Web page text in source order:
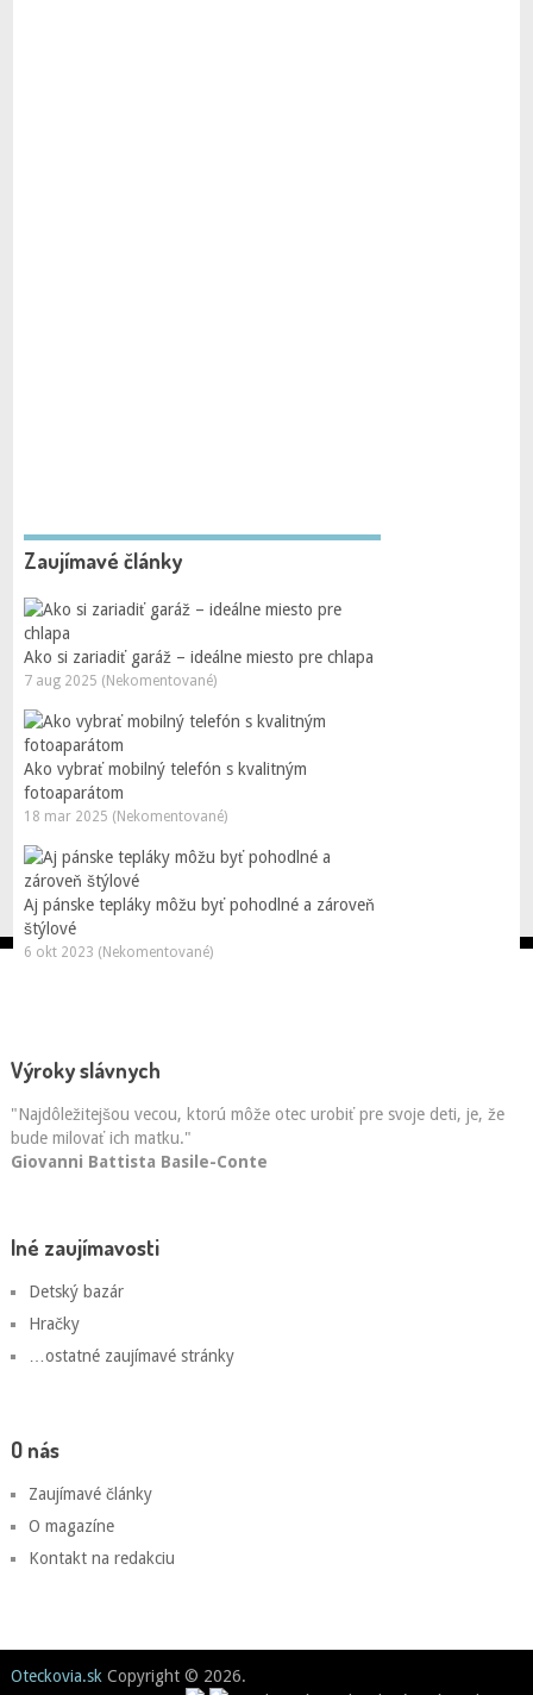
Zaujímavé články
Ako si zariadiť garáž – ideálne miesto pre chlapa
7 aug 2025 (Nekomentované)
Ako vybrať mobilný telefón s kvalitným
fotoaparátom
18 mar 2025 (Nekomentované)
Aj pánske tepláky môžu byť pohodlné a zároveň
štýlové
6 okt 2023 (Nekomentované)
Výroky slávnych
"Najdôležitejšou vecou, ktorú môže otec urobiť pre svoje deti, je, že
bude milovať ich matku."
Giovanni Battista Basile-Conte
Iné zaujímavosti
Detský bazár
Hračky
…ostatné zaujímavé stránky
O nás
Zaujímavé články
O magazíne
Kontakt na redakciu
Oteckovia.skCopyright © 2026.